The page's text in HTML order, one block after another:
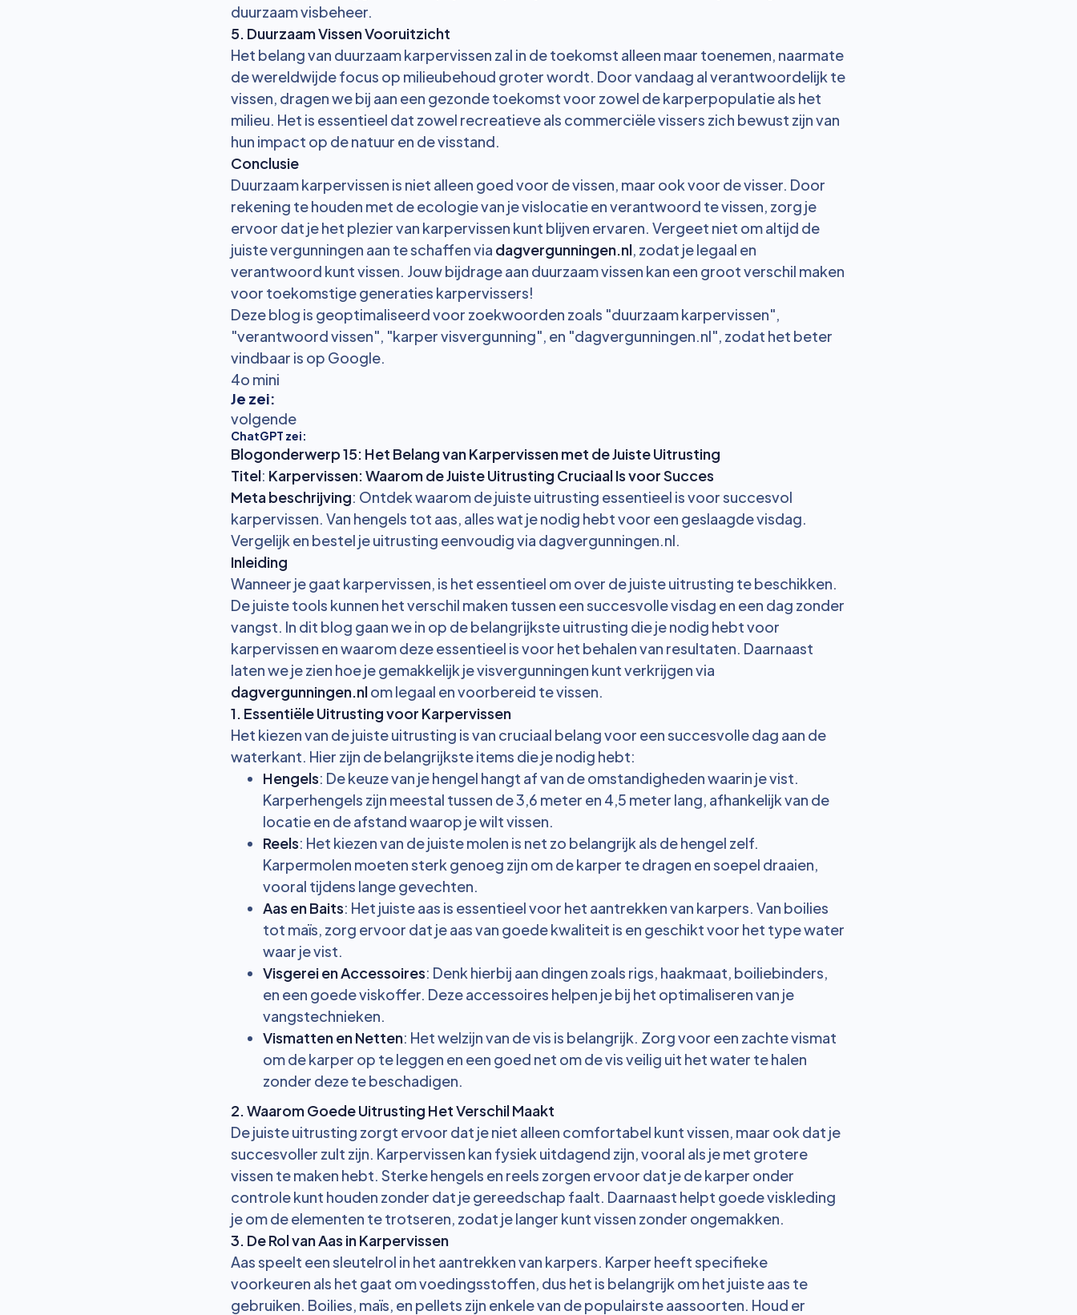
duurzaam visbeheer.
5. Duurzaam Vissen Vooruitzicht
Het belang van duurzaam karpervissen zal in de toekomst alleen maar toenemen, naarmate
de wereldwijde focus op milieubehoud groter wordt. Door vandaag al verantwoordelijk te
vissen, dragen we bij aan een gezonde toekomst voor zowel de karperpopulatie als het
milieu. Het is essentieel dat zowel recreatieve als commerciële vissers zich bewust zijn van
hun impact op de natuur en de visstand.
Conclusie
Duurzaam karpervissen is niet alleen goed voor de vissen, maar ook voor de visser. Door
rekening te houden met de ecologie van je vislocatie en verantwoord te vissen, zorg je
ervoor dat je het plezier van karpervissen kunt blijven ervaren. Vergeet niet om altijd de
juiste vergunningen aan te schaffen via dagvergunningen.nl, zodat je legaal en
verantwoord kunt vissen. Jouw bijdrage aan duurzaam vissen kan een groot verschil maken
voor toekomstige generaties karpervissers!
Deze blog is geoptimaliseerd voor zoekwoorden zoals "duurzaam karpervissen",
"verantwoord vissen", "karper visvergunning", en "dagvergunningen.nl", zodat het beter
vindbaar is op Google.
4o mini
Je zei:
volgende
ChatGPT zei:
Blogonderwerp 15: Het Belang van Karpervissen met de Juiste Uitrusting
Titel: Karpervissen: Waarom de Juiste Uitrusting Cruciaal Is voor Succes
Meta beschrijving: Ontdek waarom de juiste uitrusting essentieel is voor succesvol
karpervissen. Van hengels tot aas, alles wat je nodig hebt voor een geslaagde visdag.
Vergelijk en bestel je uitrusting eenvoudig via dagvergunningen.nl.
Inleiding
Wanneer je gaat karpervissen, is het essentieel om over de juiste uitrusting te beschikken.
De juiste tools kunnen het verschil maken tussen een succesvolle visdag en een dag zonder
vangst. In dit blog gaan we in op de belangrijkste uitrusting die je nodig hebt voor
karpervissen en waarom deze essentieel is voor het behalen van resultaten. Daarnaast
laten we je zien hoe je gemakkelijk je visvergunningen kunt verkrijgen via
dagvergunningen.nlom legaal en voorbereid te vissen.
1. Essentiële Uitrusting voor Karpervissen
Het kiezen van de juiste uitrusting is van cruciaal belang voor een succesvolle dag aan de
waterkant. Hier zijn de belangrijkste items die je nodig hebt:
Hengels: De keuze van je hengel hangt af van de omstandigheden waarin je vist.
Karperhengels zijn meestal tussen de 3,6 meter en 4,5 meter lang, afhankelijk van de
locatie en de afstand waarop je wilt vissen.
Reels: Het kiezen van de juiste molen is net zo belangrijk als de hengel zelf.
Karpermolen moeten sterk genoeg zijn om de karper te dragen en soepel draaien,
vooral tijdens lange gevechten.
Aas en Baits: Het juiste aas is essentieel voor het aantrekken van karpers. Van boilies
tot maïs, zorg ervoor dat je aas van goede kwaliteit is en geschikt voor het type water
waar je vist.
Visgerei en Accessoires: Denk hierbij aan dingen zoals rigs, haakmaat, boiliebinders,
en een goede viskoffer. Deze accessoires helpen je bij het optimaliseren van je
vangstechnieken.
Vismatten en Netten: Het welzijn van de vis is belangrijk. Zorg voor een zachte vismat
om de karper op te leggen en een goed net om de vis veilig uit het water te halen
zonder deze te beschadigen.
2. Waarom Goede Uitrusting Het Verschil Maakt
De juiste uitrusting zorgt ervoor dat je niet alleen comfortabel kunt vissen, maar ook dat je
succesvoller zult zijn. Karpervissen kan fysiek uitdagend zijn, vooral als je met grotere
vissen te maken hebt. Sterke hengels en reels zorgen ervoor dat je de karper onder
controle kunt houden zonder dat je gereedschap faalt. Daarnaast helpt goede viskleding
je om de elementen te trotseren, zodat je langer kunt vissen zonder ongemakken.
3. De Rol van Aas in Karpervissen
Aas speelt een sleutelrol in het aantrekken van karpers. Karper heeft specifieke
voorkeuren als het gaat om voedingsstoffen, dus het is belangrijk om het juiste aas te
gebruiken. Boilies, maïs, en pellets zijn enkele van de populairste aassoorten. Houd er